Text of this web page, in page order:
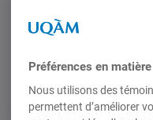
Préférences en
Nous utilisons des
permettent d’améliorer